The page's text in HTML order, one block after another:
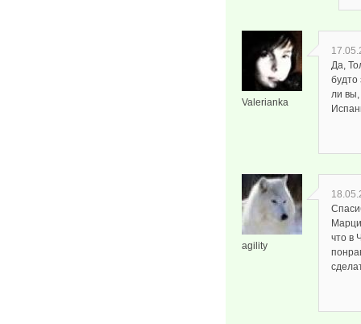
Valerianka
Да,
будто
ли вы,
agility
что в